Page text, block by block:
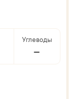
Углеводы
—